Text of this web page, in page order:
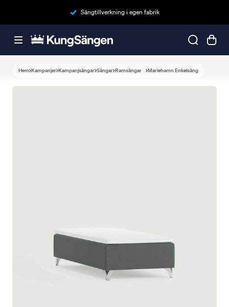
Sängtillverkning i egen fabrik
Hem Kampanjer Kampanjsängar Sängar Ramsängar Mariehamn Enkelsäng